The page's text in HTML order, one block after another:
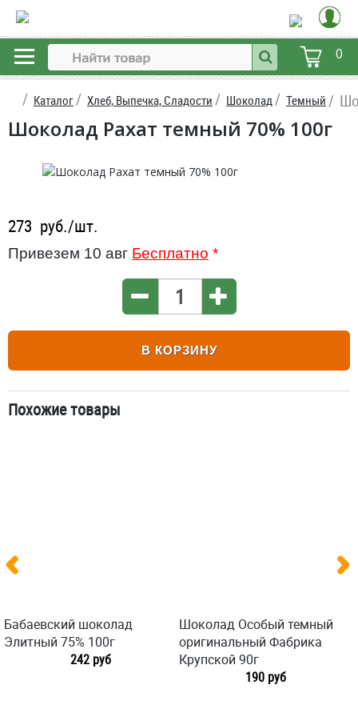
0
Каталог Хлеб, Выпечка, Сладости Шоколад Темный
Шоколад Рахат темный 70% 100г
273 руб./шт.
Привезем 10 авг Бесплатно *
В КОРЗИНУ
Похожие товары
Бабаевский шоколад
Элитный 75% 100г
242 руб
Шоколад Особый темный
оригинальный Фабрика
Крупской 90г
190 руб